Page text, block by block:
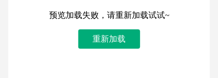
预览加载失败，请重新加载试试~
重新加载